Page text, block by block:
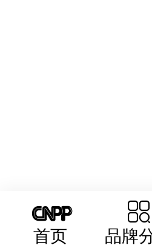
首页 品牌